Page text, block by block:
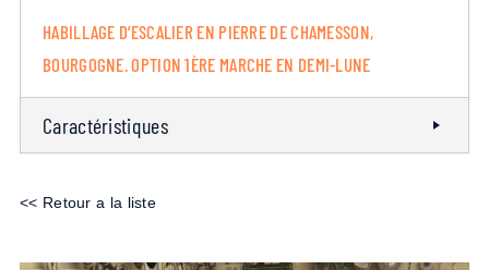
HABILLAGE D’ESCALIER EN PIERRE DE CHAMESSON,
BOURGOGNE. OPTION 1ÈRE MARCHE EN DEMI-LUNE
Caractéristiques
<< Retour a la liste